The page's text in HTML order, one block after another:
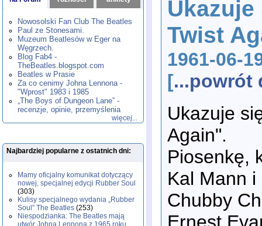
,1982,1983 ,1984,
1985,1986,1987 ,1988,1989,
1990, 1991,1992,1993
1995,1996 ,1997,1998 ,1999,
2000,2001, 2004
2005,2006, 2007
2010,2011,2012,2013,2014
2015,2016, 2017,
2020,2021,2022,2023,2024 ,
2025,2026
Nowosolski Fan Club The Beatles
Paul ze Stonesami.
Muzeum Beatlesów w Eger na
Węgrzech.
Blog Fab4 -
TheBeatles.blogspot.com
Beatles w Prasie
Za co cenimy Johna Lennona -
"Wprost" 1983 i 1985
„The Boys of Dungeon Lane” -
recenzje, opinie, przemyślenia
więcej...
Najbardziej popularne z ostatnich dni:
Mamy oficjalny komunikat dotyczący
nowej, specjalnej edycji Rubber Soul
(303)
Kulisy specjalnego wydania „Rubber
Soul” The Beatles (253)
Niespodzianka: The Beatles mają
utwór Johna Lennona z 1965 roku,
Twist
1961-06-
[...powrót
Ukazuje
Again".
Piosenkę,
Kal Mann
Chubby
Ernest